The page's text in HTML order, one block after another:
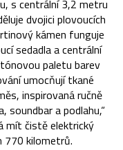
s centrální 3,2 metru
dvojici plovoucích
kámen funguje
sedadla a centrální
paletu barev
umocňují tkané
inspirovaná ručně
soundbar a podlahu,“
mít čistě elektrický
770 kilometrů.